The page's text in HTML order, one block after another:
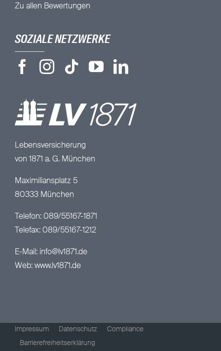
Zu allen Bewertungen
SOZIALE NETZWERKE
Lebensversicherung
von 1871 a. G. München
Maximiliansplatz 5
80333 München
Telefon: 089/55167-1871
Telefax: 089/55167-1212
E-Mail: info@lv1871.de
Web: www.lv1871.de
Impressum Datenschutz
Compliance
Barrierefreiheitserklärung